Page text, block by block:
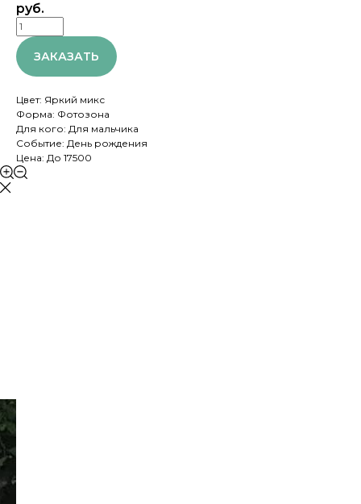
руб.
ЗАКАЗАТЬ
Цвет: Яркий микс
Форма: Фотозона
Для кого: Для мальчика
Событие: День рождения
Цена: До 17500